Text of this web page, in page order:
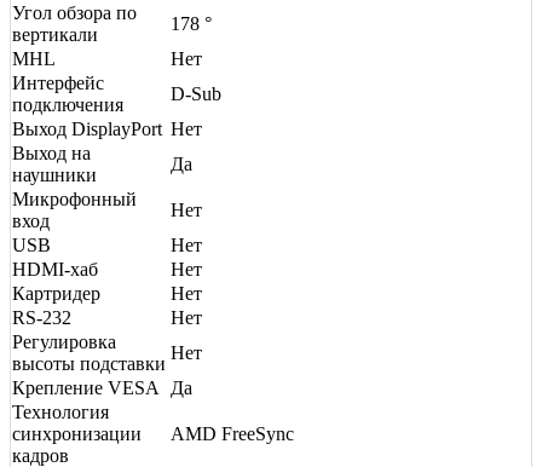
Угол обзора по
вертикали
178 °
MHL
Нет
Интерфейс
подключения
D-Sub
Выход DisplayPort Нет
Выход на
наушники
Да
Микрофонный
вход
Нет
USB
Нет
HDMI-хаб
Нет
Картридер
Нет
RS-232
Нет
Регулировка
высоты подставки
Нет
Крепление VESA
Да
Технология
синхронизации
кадров
AMD FreeSync